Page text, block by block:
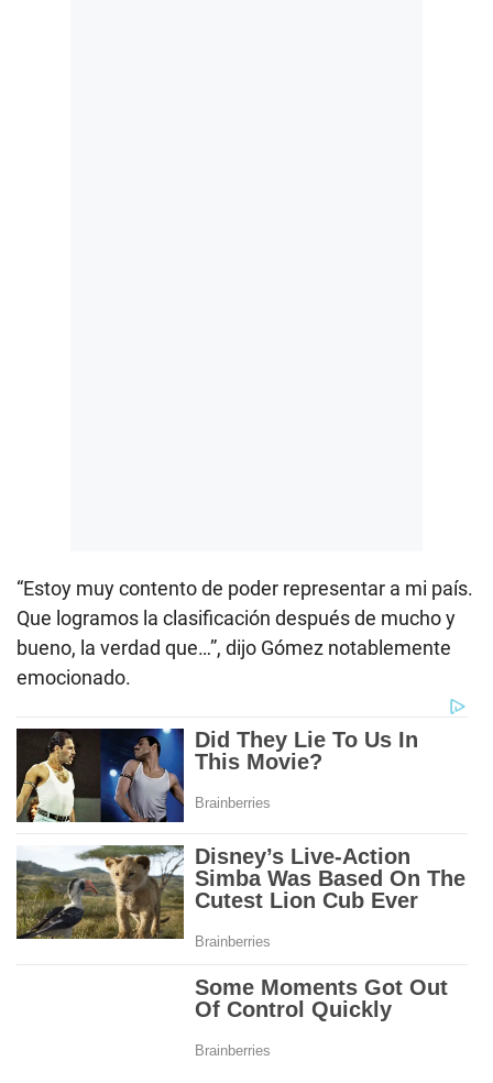
“Estoy muy contento de poder representar a mi país.
Que logramos la clasificación después de mucho y
bueno, la verdad que…”, dijo Gómez notablemente
emocionado.